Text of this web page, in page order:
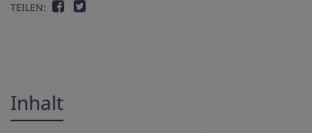
TEILEN:
Inhalt